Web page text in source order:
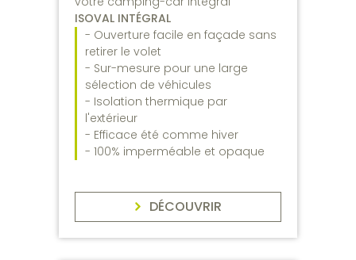
ISOVAL INTÉGRAL
- Ouverture facile en façade sans
retirer le volet
- Sur-mesure pour une large
sélection de véhicules
- Isolation thermique par
l'extérieur
- Efficace été comme hiver
- 100% imperméable et opaque
DÉCOUVRIR